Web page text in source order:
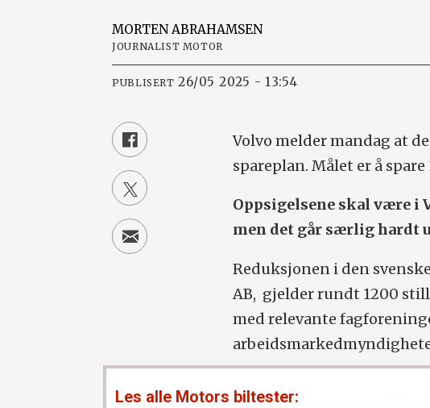
MORTEN ABRAHAMSEN
JOURNALIST MOTOR
PUBLISERT 26/05 2025 - 13:54
Volvo melder mandag at
spareplan. Målet er å
Oppsigelsene skal være i
men det går særlig hardt
Reduksjonen i den
AB, gjelder rundt 1200
med relevante
Les alle Motors biltester: